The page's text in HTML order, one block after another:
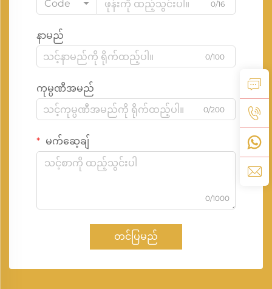
Code 0/16
နာမည်
0/100
ကုမ္ပဏီအမည်
0/200
မက်ဆေ့ချ်
0/1000
တင်ပြမည်